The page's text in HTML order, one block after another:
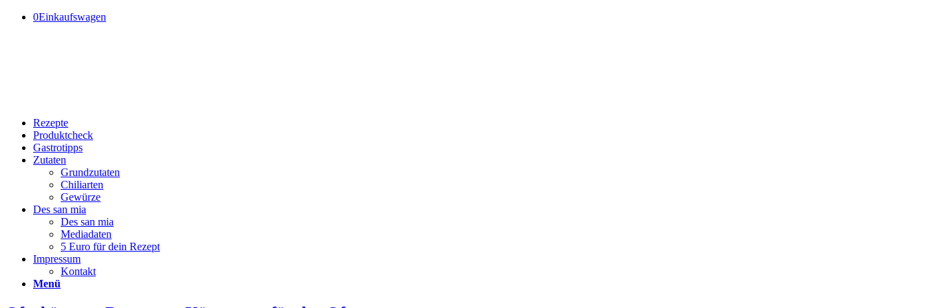
0Einkaufswagen
Rezepte
Produktcheck
Gastrotipps
Zutaten
Grundzutaten
Chiliarten
Gewürze
Des san mia
Des san mia
Mediadaten
5 Euro für dein Rezept
Impressum
Kontakt
Menü